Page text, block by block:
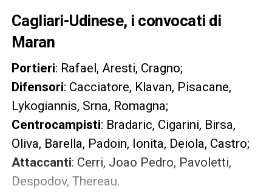
Cagliari-Udinese, i convocati di
Maran
Portieri: Rafael, Aresti, Cragno;
Difensori: Cacciatore, Klavan, Pisacane,
Lykogiannis, Srna, Romagna;
Centrocampisti: Bradaric, Cigarini, Birsa,
Oliva, Barella, Padoin, Ionita, Deiola, Castro;
Attaccanti: Cerri, Joao Pedro, Pavoletti,
Despodov, Thereau.